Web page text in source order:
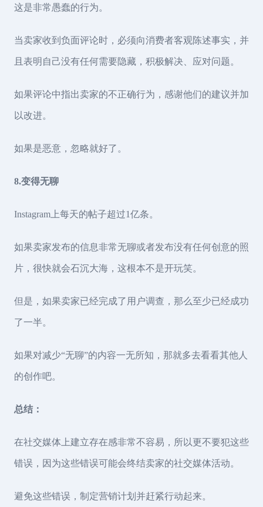
这是非常愚蠢的行为。
当卖家收到负面评论时，必须向消费者客观陈述事实，并
且表明自己没有任何需要隐藏，积极解决、应对问题。
如果评论中指出卖家的不正确行为，感谢他们的建议并加
以改进。
如果是恶意，忽略就好了。
8.变得无聊
Instagram上每天的帖子超过1亿条。
如果卖家发布的信息非常无聊或者发布没有任何创意的照
片，很快就会石沉大海，这根本不是开玩笑。
但是，如果卖家已经完成了用户调查，那么至少已经成功
了一半。
如果对减少“无聊”的内容一无所知，那就多去看看其他人
的创作吧。
总结：
在社交媒体上建立存在感非常不容易，所以更不要犯这些
错误，因为这些错误可能会终结卖家的社交媒体活动。
避免这些错误，制定营销计划并赶紧行动起来。